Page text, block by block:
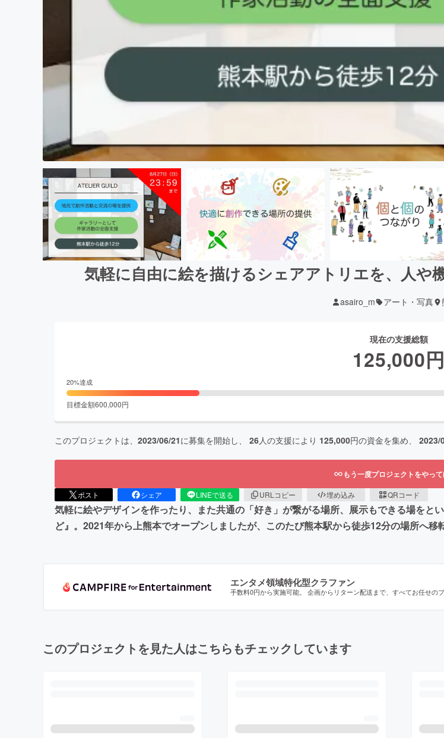
気軽に自由に絵を描けるシェアアトリエを、人や
asairo_m アート・写真
現在の支援総額
125,000円
20%達成
目標金額600,000円
このプロジェクトは、 2023/06/21に募集を開始し、 26人の支援により 125,000円の資金を集め、 2023/
もう一度プロジェクトをやっ
ポスト シェア LINEで送る URLコピー 埋め込み QRコード
気軽に絵やデザインを作ったり、また共通の「好き」が繋がる場所、展示もできる場をと
ど』。2021年から上熊本でオープンしましたが、このたび熊本駅から徒歩12分の場所へ移
エンタメ領域特化型クラファン
手数料0円から実施可能。 企画からリターン配送まで、すべてお任せの
このプロジェクトを見た人はこちらもチェックしています